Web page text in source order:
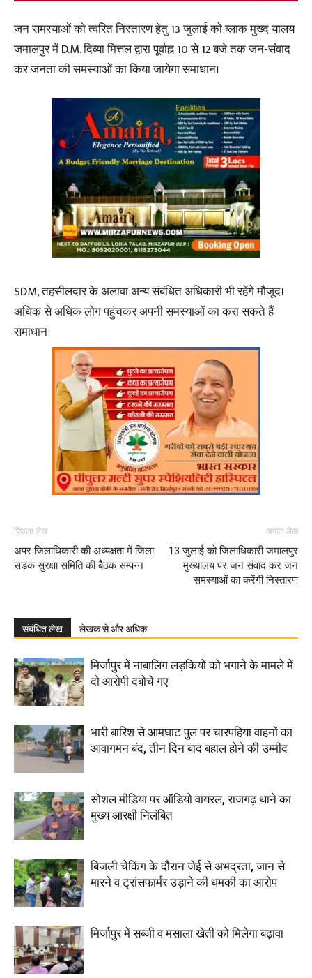
जन समस्याओं को त्वरित निस्तारण हेतु 13 जुलाई को ब्लाक मुख्द यालय
जमालपुर में D.M. दिव्या मित्तल द्वारा पूर्वाह्न 10 से 12 बजे तक जन-संवाद
कर जनता की समस्याओं का किया जायेगा समाधान।
SDM, तहसीलदार के अलावा अन्य संबंधित अधिकारी भी रहेंगे मौजूद।
अधिक से अधिक लोग पहुंचकर अपनी समस्याओं का करा सकते हैं
समाधान।
पिछला लेख
अपर जिलाधिकारी की अध्यक्षता में जिला
सड़क सुरक्षा समिति की बैैठक सम्पन्न
अगला लेख
13 जुलाई को जिलाधिकारी जमालपुर
मुख्यालय पर जन संवाद कर जन
समस्याओं का करेंगी निस्तारण
संबंधित लेख लेखक से और अधिक
मिर्जापुर में नाबालिग लड़कियों को भगाने के मामले में
दो आरोपी दबोचे गए
भारी बारिश से आमघाट पुल पर चारपहिया वाहनों का
आवागमन बंद, तीन दिन बाद बहाल होने की उम्मीद
सोशल मीडिया पर ऑडियो वायरल, राजगढ़ थाने का
मुख्य आरक्षी निलंबित
बिजली चेकिंग के दौरान जेई से अभद्रता, जान से
मारने व ट्रांसफार्मर उड़ाने की धमकी का आरोप
मिर्जापुर में सब्जी व मसाला खेती को मिलेगा बढ़ावा